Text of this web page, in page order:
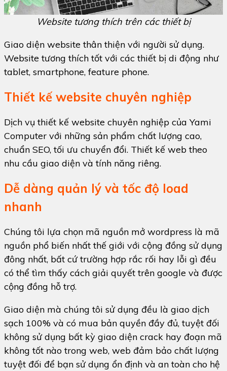
Website tương thích trên các thiết bị
Giao diện website thân thiện với người sử dụng.
Website tương thích tốt với các thiết bị di động như
tablet, smartphone, feature phone.
Thiết kế website chuyên nghiệp
Dịch vụ thiết kế website chuyên nghiệp của Yami
Computer với những sản phẩm chất lượng cao,
chuẩn SEO, tối ưu chuyển đổi. Thiết kế web theo
nhu cầu giao diện và tính năng riêng.
Dễ dàng quản lý và tốc độ load
nhanh
Chúng tôi lựa chọn mã nguồn mở wordpress là mã
nguồn phổ biến nhất thế giới với cộng đồng sử dụng
đông nhất, bất cứ trường hợp rắc rối hay lỗi gì đều
có thể tìm thấy cách giải quyết trên google và được
cộng đồng hỗ trợ.
Giao diện mà chúng tôi sử dụng đều là giao dịch
sạch 100% và có mua bản quyền đầy đủ, tuyệt đối
không sử dụng bất kỳ giao diện crack hay đoạn mã
không tốt nào trong web, web đảm bảo chất lượng
tuyệt đối để bạn sử dụng ổn định và an toàn cho hệ